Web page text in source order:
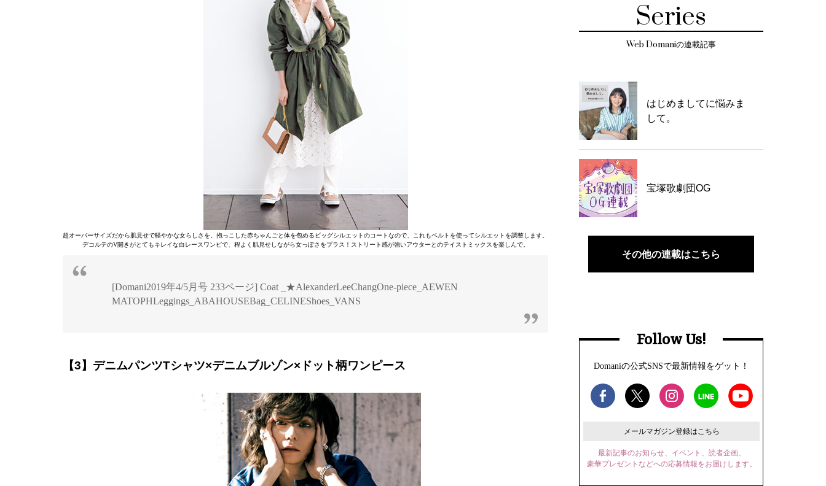
超オーバーサイズだから肌見せで軽やかな女らしさを。抱っこした赤ちゃんごと体を包めるビッグシルエットのコートなので、これもベルトを使ってシルエットを調整します。
デコルテのV開きがとてもキレイな白レースワンピで、程よく肌見せしながら女っぽさをプラス！ストリート感が強いアウターとのテイストミックスを楽しんで。
[Domani2019年4/5月号 233ページ] Coat _★AlexanderLeeChangOne-piece_AEWEN
MATOPHLeggings_ABAHOUSEBag_CELINEShoes_VANS
【3】デニムパンツTシャツ×デニムブルゾン×ドット柄ワンピース
Series
Web Domaniの連載記事
はじめましてに悩みま
して。
宝塚歌劇団OG
その他の連載はこちら
Follow Us!
Domaniの公式SNSで最新情報をゲット！
メールマガジン登録はこちら
最新記事のお知らせ、イベント、読者企画、
豪華プレゼントなどへの応募情報をお届けします。